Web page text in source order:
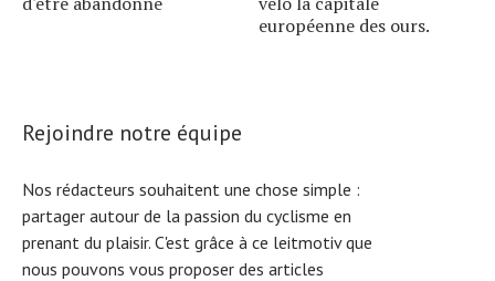
européenne des ours.
Rejoindre notre équipe
Nos rédacteurs souhaitent une chose simple :
partager autour de la passion du cyclisme en
prenant du plaisir. C'est grâce à ce leitmotiv que
nous pouvons vous proposer des articles